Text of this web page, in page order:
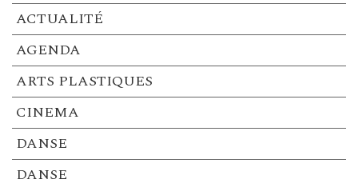
ACTUALITÉ
AGENDA
ARTS PLASTIQUES
CINEMA
DANSE
DANSE